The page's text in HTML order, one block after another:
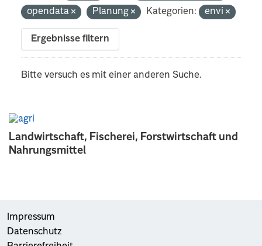
Landwirtschaft, Fischerei, Forstwirtschaft und
Nahrungsmittel
opendata
Planung Kategorien: envi
Ergebnisse filtern
Bitte versuch es mit einer anderen Suche.
Impressum
Datenschutz